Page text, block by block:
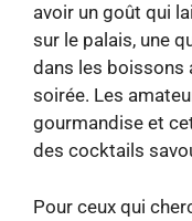
avoir un goût qui
sur le palais, une
dans les boissons
soirée. Les
gourmandise et
des cocktails
Pour ceux qui